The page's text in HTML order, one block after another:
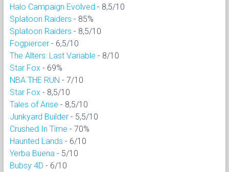
Halo Campaign Evolved - 8,5/10
Splatoon Raiders - 85%
Splatoon Raiders - 8,5/10
Fogpiercer - 6,5/10
The Alters: Last Variable - 8/10
Star Fox - 69%
NBA THE RUN - 7/10
Star Fox - 8,5/10
Tales of Arise - 8,5/10
Junkyard Builder - 5,5/10
Crushed In Time - 70%
Haunted Lands - 6/10
Yerba Buena - 5/10
Bubsy 4D - 6/10